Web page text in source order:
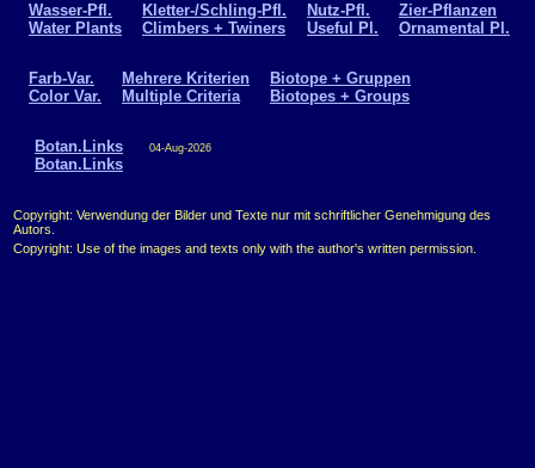
Wasser-Pfl.
Water Plants
Kletter-/Schling-Pfl.
Climbers + Twiners
Nutz-Pfl.
Useful Pl.
Zier-Pflanzen
Ornamental Pl.
Farb-Var.
Color Var.
Mehrere Kriterien
Multiple Criteria
Biotope + Gruppen
Biotopes + Groups
Botan.Links
Botan.Links
04-Aug-2026
Copyright: Verwendung der Bilder und Texte nur mit schriftlicher Genehmigung des
Autors.
Copyright: Use of the images and texts only with the author's written permission.